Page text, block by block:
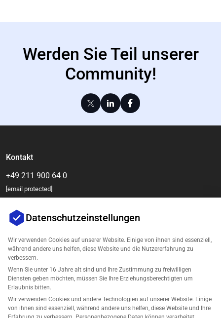
Werden Sie Teil unserer
Community!
Kontakt
+49 211 900 64 0
[email protected]
Unternehmen
Unterstützung
Datenschutzeinstellungen
Wir verwenden Cookies auf unserer Website. Einige von ihnen sind essenziell,
während andere uns helfen, diese Website und die Nutzererfahrung zu
verbessern.
Wenn Sie unter 16 Jahre alt sind und Ihre Zustimmung zu freiwilligen
Diensten geben möchten, müssen Sie Ihre Erziehungsberechtigten um
Erlaubnis bitten.
Wir verwenden Cookies und andere Technologien auf unserer Website. Einige
von ihnen sind essenziell, während andere uns helfen, diese Website und Ihre